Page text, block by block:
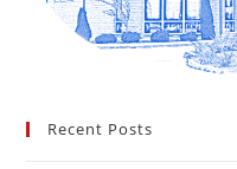
Recent Posts